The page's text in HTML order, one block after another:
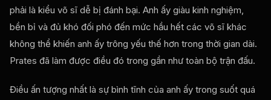
phải là kiểu võ sĩ dễ bị đánh bại. Anh ấy giàu kinh nghiệm,
bền bỉ và đủ khó đối phó đến mức hầu hết các võ sĩ khác
không thể khiến anh ấy trông yếu thế hơn trong thời gian dài.
Prates đã làm được điều đó trong gần như toàn bộ trận đấu.
Điều ấn tượng nhất là sự bình tĩnh của anh ấy trong suốt quá